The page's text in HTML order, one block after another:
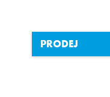
PRODEJ